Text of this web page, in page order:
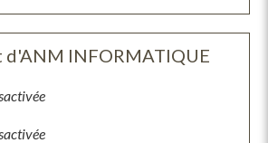
d'ANM INFORMATIQUE